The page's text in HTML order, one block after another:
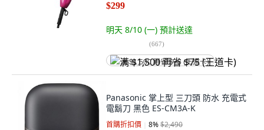
$299
明天 8/10 (一) 預計送達
(667)
满 $1,500 再省 $75 (王道卡)
Panasonic 掌上型 三刀頭 防水 充電式
電鬍刀 黑色 ES-CM3A-K
首購折扣價 8%$2,490